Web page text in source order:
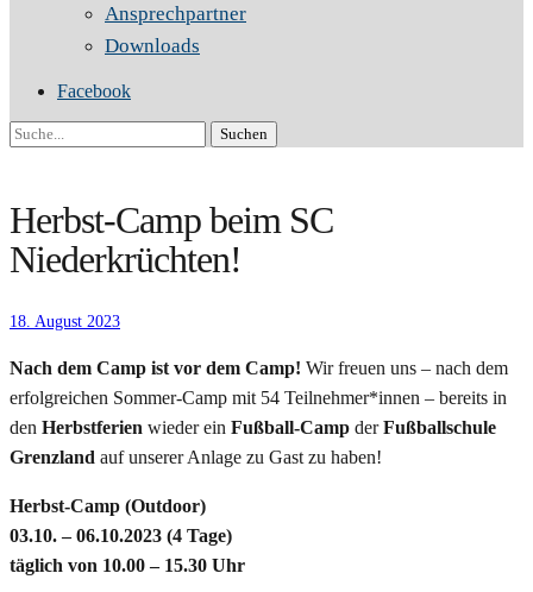
Ansprechpartner
Downloads
Facebook
Suche
Herbst-Camp beim SC
Niederkrüchten!
18. August 2023
Nach dem Camp ist vor dem Camp! Wir freuen uns – nach dem
erfolgreichen Sommer-Camp mit 54 Teilnehmer*innen – bereits in
den Herbstferien wieder ein Fußball-Camp derFußballschule
Grenzland auf unserer Anlage zu Gast zu haben!
Herbst-Camp (Outdoor)
03.10. – 06.10.2023 (4 Tage)
täglich von 10.00 – 15.30 Uhr